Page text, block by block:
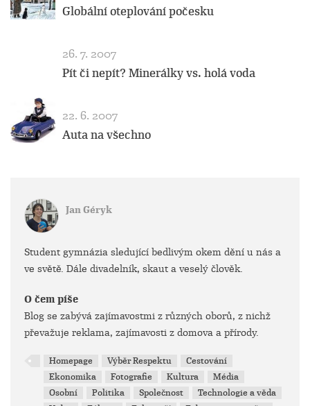
Globální oteplování počesku
26. 7. 2007
Pít či nepít? Minerálky vs. holá voda
22. 6. 2007
Auta na všechno
Jan Géryk
Student gymnázia sledující bedlivým okem dění u nás a
ve světě. Dále divadelník, skaut a veselý člověk.
O čem píše
Blog se zabývá zajímavostmi z různých oborů, z nichž
převažuje reklama, zajímavosti z domova a přírody.
Homepage Výběr Respektu
Cestování
Ekonomika
Fotografie Kultura
Média
Osobní
Politika Společnost
Technologie a věda